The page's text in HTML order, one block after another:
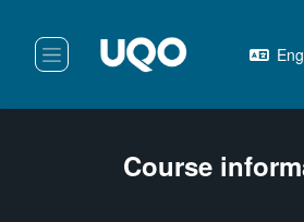
Side panel
Course